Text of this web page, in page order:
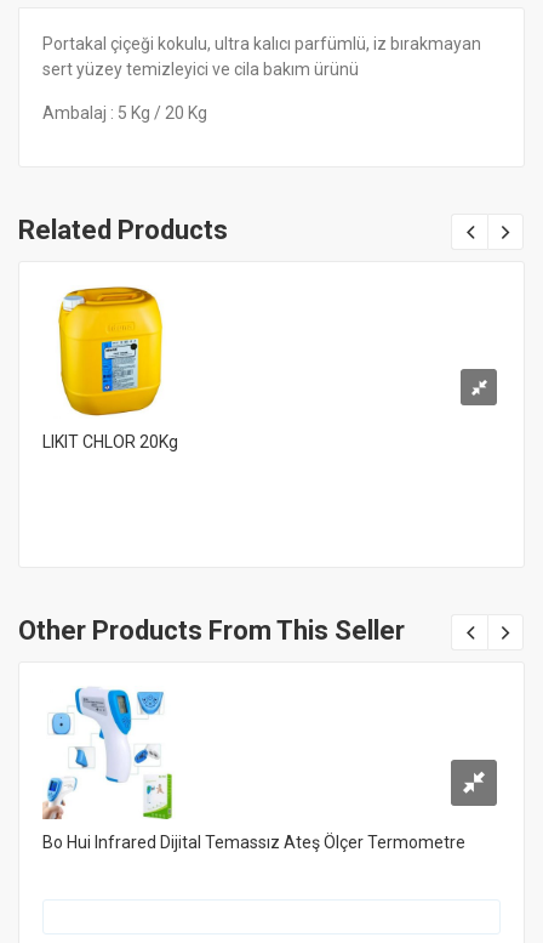
Portakal çiçeği kokulu, ultra kalıcı parfümlü, iz bırakmayan
sert yüzey temizleyici ve cila bakım ürünü
Ambalaj : 5 Kg / 20 Kg
Related Products
LIKIT CHLOR 20Kg
Other Products From This Seller
Bo Hui Infrared Dijital Temassız Ateş Ölçer Termometre